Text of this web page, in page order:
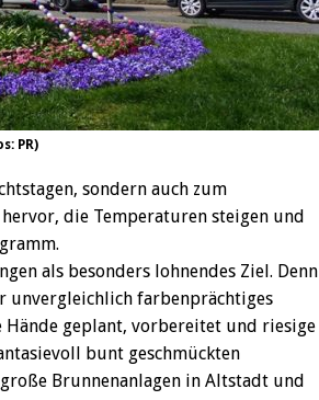
PR)
sondern auch zum
die Temperaturen steigen und
als besonders lohnendes Ziel. Denn
unvergleichlich farbenprächtiges
Hände geplant, vorbereitet und riesige
bunt geschmückten
Brunnenanlagen in Altstadt und